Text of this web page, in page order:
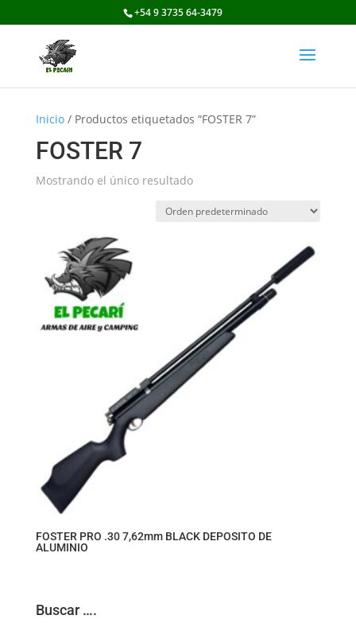
+54 9 3735 64-3479
Inicio/ Productos etiquetados “FOSTER 7”
FOSTER 7
Mostrando el único resultado
FOSTER PRO .30 7,62mm BLACK DEPOSITO DE
ALUMINIO
Buscar ….